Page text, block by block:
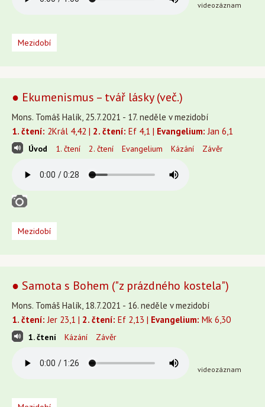
videozáznam
Mezidobí
● Ekumenismus – tvář lásky (več.)
Mons. Tomáš Halík, 25.7.2021 - 17. neděle v mezidobí
1. čtení: 2Král 4,42 | 2. čtení: Ef 4,1 | Evangelium: Jan 6,1
Úvod 1. čtení 2. čtení Evangelium Kázání Závěr
Mezidobí
● Samota s Bohem ("z prázdného kostela")
Mons. Tomáš Halík, 18.7.2021 - 16. neděle v mezidobí
1. čtení: Jer 23,1 | 2. čtení: Ef 2,13 | Evangelium: Mk 6,30
1. čtení Kázání Závěr
videozáznam